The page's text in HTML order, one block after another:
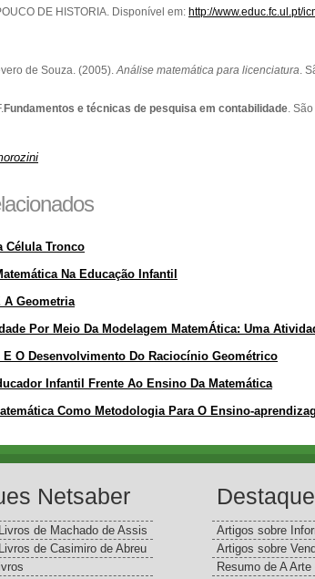
DE HISTORIA. Disponível em: http://www.educ.fc.ul.pt/
de Souza. (2005).Análise matemática para licenciatura.
Fundamentos e técnicas de pesquisa em contabilidade.
Célula Tronco
Na Educação Infantil
A Geometria
Por Meio Da Modelagem MatemÁtica: Uma
O Desenvolvimento Do Raciocínio Geométrico
Infantil Frente Ao Ensino Da Matemática
Como Metodologia Para O Ensino-
Netsaber
de Machado de Assis
de Casimiro de Abreu
Artigos sobre
Artigos sobre
Resumo de A